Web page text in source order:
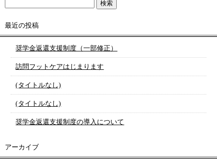
最近の投稿
奨学金返還支援制度（一部修正）
訪問フットケアはじまります
(タイトルなし)
(タイトルなし)
奨学金返還支援制度の導入について
アーカイブ